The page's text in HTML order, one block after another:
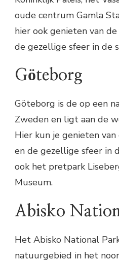
oude centrum Gamla
hier ook genieten van
de gezellige sfeer in de
Göteborg
Göteborg is de op een
Zweden en ligt aan de
Hier kun je genieten
en de gezellige sfeer in
ook het pretpark
Museum.
Abisko
Het Abisko National
natuurgebied in het